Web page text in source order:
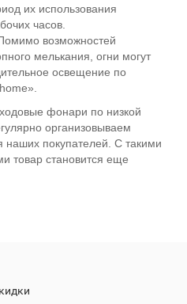
их использования
часов.
возможностей
мелькания, огни могут
освещение по
фонари по низкой
организовываем
наших покупателей. С такими
товар становится еще